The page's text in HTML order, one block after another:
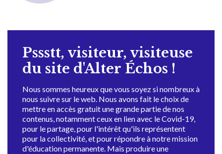
Pssstt, visiteur, visiteuse
du site d'Alter Échos !
Nous sommes heureux que vous soyez si nombreux à
nous suivre sur le web. Nous avons fait le choix de
mettre en accès gratuit une grande partie de nos
contenus, notamment ceux en lien avec le Covid-19,
pour le partage, pour l'intérêt qu'ils représentent
pour la collectivité, et pour répondre à notre mission
d'éducation permanente. Mais produire une